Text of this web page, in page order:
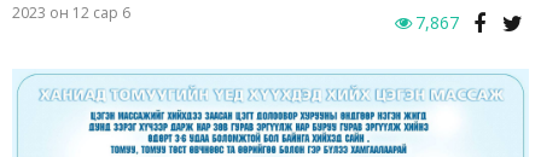
2023 он 12 сар 6 7,867